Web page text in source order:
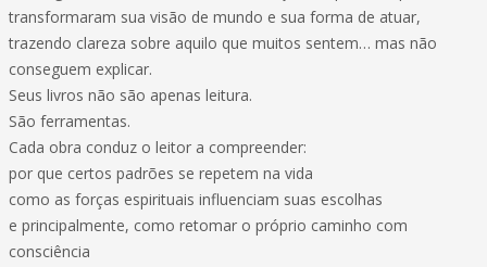
transformaram sua visão de mundo e sua forma de atuar,
trazendo clareza sobre aquilo que muitos sentem… mas não
conseguem explicar.
Seus livros não são apenas leitura.
São ferramentas.
Cada obra conduz o leitor a compreender:
por que certos padrões se repetem na vida
como as forças espirituais influenciam suas escolhas
e principalmente, como retomar o próprio caminho com
consciência